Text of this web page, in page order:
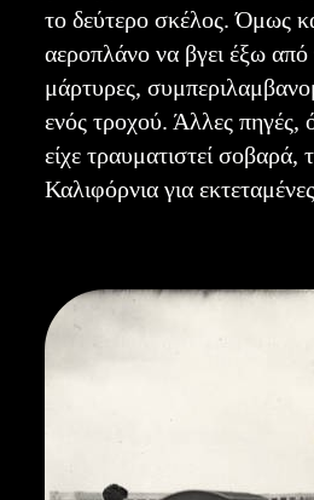
το δεύτερο σκέλος. Όμως
αεροπλάνο να βγει έξω από
μάρτυρες,
ενός τροχού. Άλλες πηγές,
είχε τραυματιστεί σοβαρά,
Καλιφόρνια για